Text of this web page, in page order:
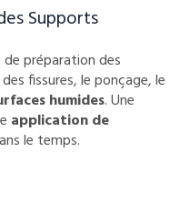
Supports
préparation des
fissures, le ponçage, le
humides. Une
application de
le temps.